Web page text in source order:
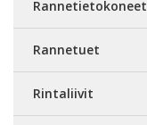
Rannetietokoneet
Rannetuet
Rintaliivit